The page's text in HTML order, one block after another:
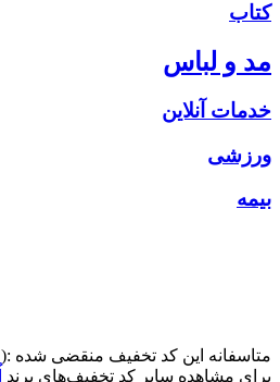
کتاب
مد و لباس
خدمات آنلاین
ورزشی
بیمه
متاسفانه این کد تخفیف منقضی شده :(
برای مشاهده سایر کد تخفیف‌های برند